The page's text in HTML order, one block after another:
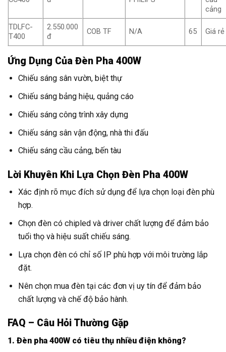
cảng
TDLFC-
T400
2.550.000
đ
COB TF N/A 65 Giá rẻ
Ứng Dụng Của Đèn Pha 400W
Chiếu sáng sân vườn, biệt thự
Chiếu sáng bảng hiệu, quảng cáo
Chiếu sáng công trình xây dựng
Chiếu sáng sân vận động, nhà thi đấu
Chiếu sáng cầu cảng, bến tàu
Lời Khuyên Khi Lựa Chọn Đèn Pha 400W
Xác định rõ mục đích sử dụng để lựa chọn loại đèn phù
hợp.
Chọn đèn có chipled và driver chất lượng để đảm bảo
tuổi thọ và hiệu suất chiếu sáng.
Lựa chọn đèn có chỉ số IP phù hợp với môi trường lắp
đặt.
Nên chọn mua đèn tại các đơn vị uy tín để đảm bảo
chất lượng và chế độ bảo hành.
FAQ – Câu Hỏi Thường Gặp
1. Đèn pha 400W có tiêu thụ nhiều điện không?